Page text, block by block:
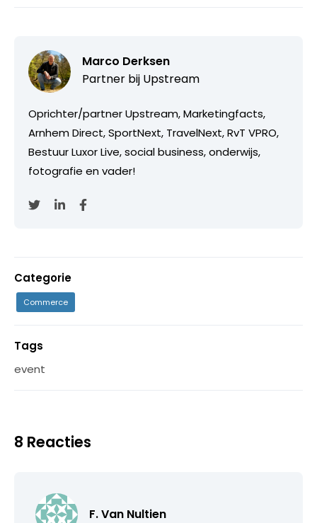
Marco Derksen
Partner bij Upstream
Oprichter/partner Upstream, Marketingfacts,
Arnhem Direct, SportNext, TravelNext, RvT VPRO,
Bestuur Luxor Live, social business, onderwijs,
fotografie en vader!
Categorie
Commerce
Tags
event
8 Reacties
F. Van Nultien